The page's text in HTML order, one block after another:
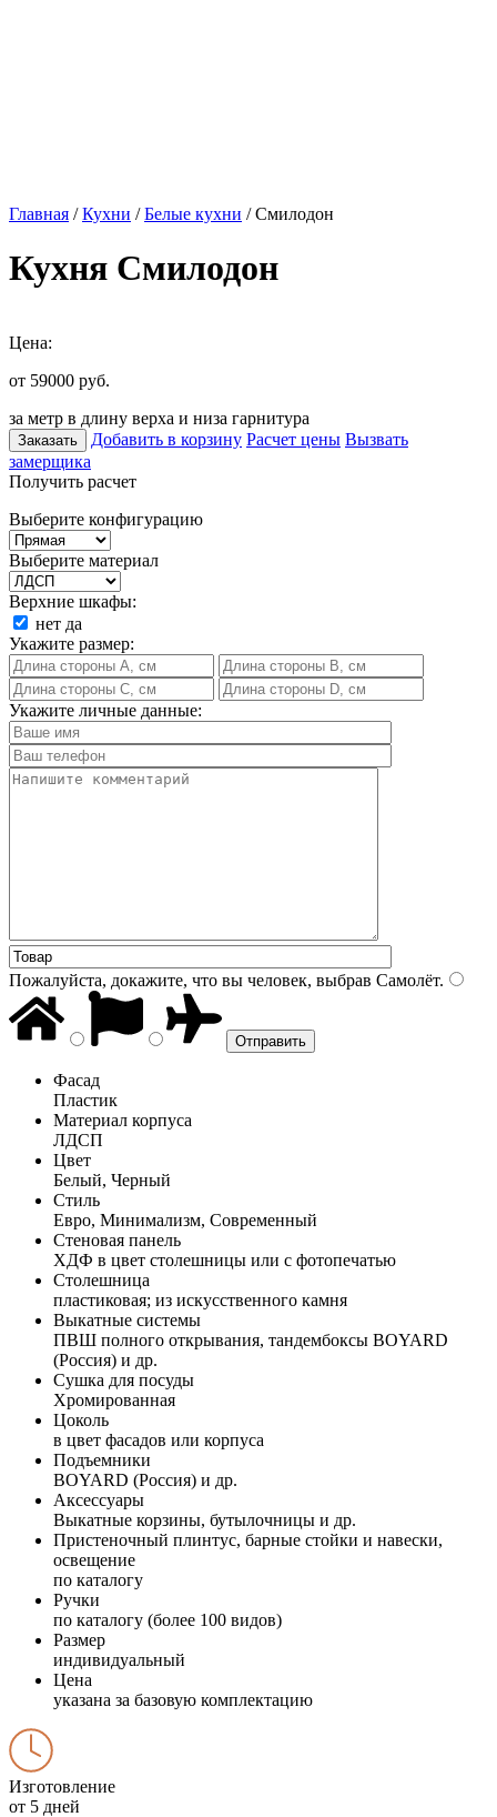
Главная /Кухни /Белые кухни / Смилодон
Кухня Смилодон
Цена:
от 59000 руб.
за метр в длину верха и низа гарнитура
Заказать Добавить в корзину Расчет цены Вызвать
замерщика
Получить расчет
Выберите конфигурацию
Выберите материал
Верхние шкафы:
нет да
Укажите размер:
Укажите личные данные:
Пожалуйста, докажите, что вы человек, выбрав Самолёт.
Фасад
Пластик
Материал корпуса
ЛДСП
Цвет
Белый, Черный
Стиль
Евро, Минимализм, Современный
Стеновая панель
ХДФ в цвет столешницы или с фотопечатью
Столешница
пластиковая; из искусственного камня
Выкатные системы
ПВШ полного открывания, тандембоксы BOYARD
(Россия) и др.
Сушка для посуды
Хромированная
Цоколь
в цвет фасадов или корпуса
Подъемники
BOYARD (Россия) и др.
Аксессуары
Выкатные корзины, бутылочницы и др.
Пристеночный плинтус, барные стойки и навески,
освещение
по каталогу
Ручки
по каталогу (более 100 видов)
Размер
индивидуальный
Цена
указана за базовую комплектацию
Изготовление
от 5 дней